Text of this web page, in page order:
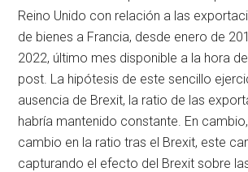
Reino Unido con relación a las
de bienes a Francia, desde enero de
2022, último mes disponible a la hora
post. La hipótesis de este sencillo
ausencia de Brexit, la ratio de las
habría mantenido constante. En
cambio en la ratio tras el Brexit, este
capturando el efecto del Brexit sobre